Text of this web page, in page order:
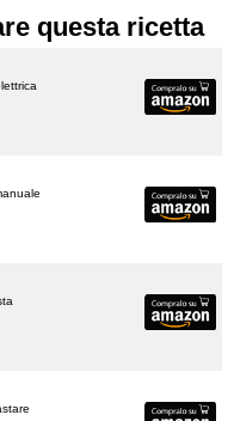
questa ricetta